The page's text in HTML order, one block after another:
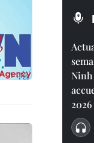
Ninh
2026